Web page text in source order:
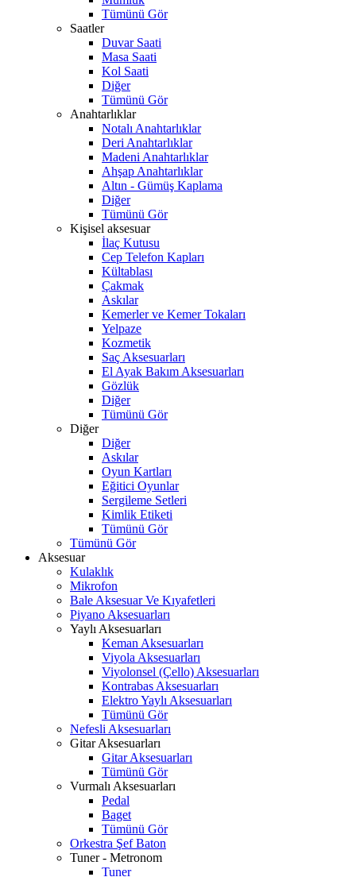
Tümünü Gör
Saatler
Duvar Saati
Masa Saati
Kol Saati
Diğer
Tümünü Gör
Anahtarlıklar
Notalı Anahtarlıklar
Deri Anahtarlıklar
Madeni Anahtarlıklar
Ahşap Anahtarlıklar
Altın - Gümüş Kaplama
Diğer
Tümünü Gör
Kişisel aksesuar
İlaç Kutusu
Cep Telefon Kapları
Kültablası
Çakmak
Askılar
Kemerler ve Kemer Tokaları
Yelpaze
Kozmetik
Saç Aksesuarları
El Ayak Bakım Aksesuarları
Gözlük
Diğer
Tümünü Gör
Diğer
Diğer
Askılar
Oyun Kartları
Eğitici Oyunlar
Sergileme Setleri
Kimlik Etiketi
Tümünü Gör
Tümünü Gör
Aksesuar
Kulaklık
Mikrofon
Bale Aksesuar Ve Kıyafetleri
Piyano Aksesuarları
Yaylı Aksesuarları
Keman Aksesuarları
Viyola Aksesuarları
Viyolonsel (Çello) Aksesuarları
Kontrabas Aksesuarları
Elektro Yaylı Aksesuarları
Tümünü Gör
Nefesli Aksesuarları
Gitar Aksesuarları
Gitar Aksesuarları
Tümünü Gör
Vurmalı Aksesuarları
Pedal
Baget
Tümünü Gör
Orkestra Şef Baton
Tuner - Metronom
Tuner